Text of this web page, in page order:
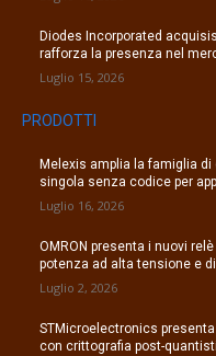
Diodes Incorporated
rafforza la presenza nel
Luglio 15, 2026
PRODOTTI
Melexis amplia la famiglia di
singola senza codice per
Luglio 16, 2026
OMRON presenta i nuovi
potenza ad alta tensione e
Luglio 2, 2026
STMicroelectronics
con crittografia post-